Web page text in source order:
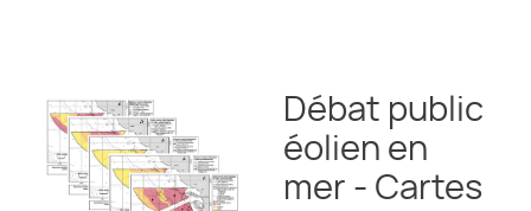
Débat public
éolien en
mer - Cartes